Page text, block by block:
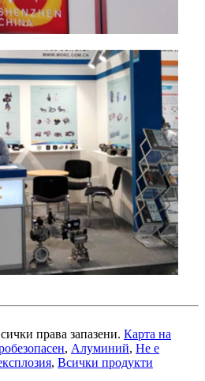
права запазени. Карта на
, Алуминий, Не е
, Всички продукти